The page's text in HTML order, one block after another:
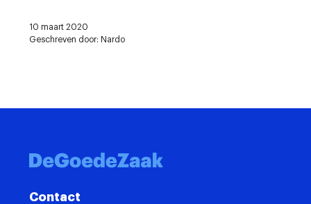
10 maart 2020
Geschreven door: Nardo
Contact